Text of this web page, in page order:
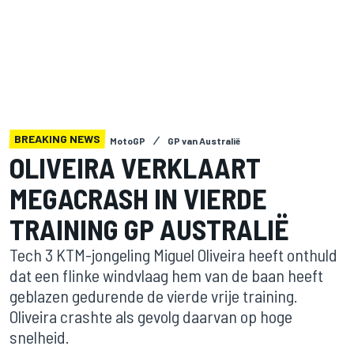
BREAKING NEWS MotoGP GP van Australië
OLIVEIRA VERKLAART
MEGACRASH IN VIERDE
TRAINING GP AUSTRALIË
Tech 3 KTM-jongeling Miguel Oliveira heeft onthuld
dat een flinke windvlaag hem van de baan heeft
geblazen gedurende de vierde vrije training.
Oliveira crashte als gevolg daarvan op hoge
snelheid.